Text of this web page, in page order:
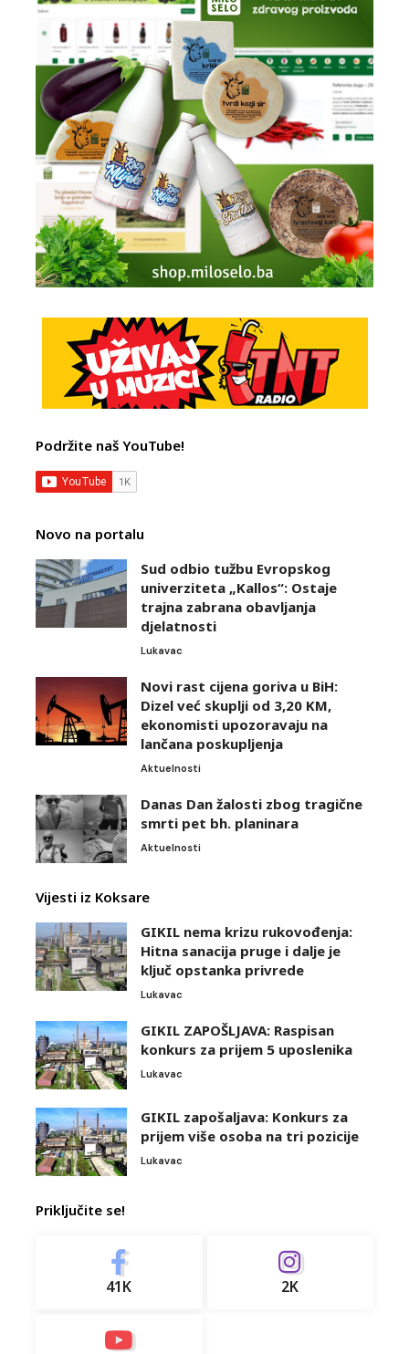
Podržite naš YouTube!
Novo na portalu
Sud odbio tužbu Evropskog
univerziteta „Kallos“: Ostaje
trajna zabrana obavljanja
djelatnosti
Lukavac
Novi rast cijena goriva u BiH:
Dizel već skuplji od 3,20 KM,
ekonomisti upozoravaju na
lančana poskupljenja
Aktuelnosti
Danas Dan žalosti zbog tragične
smrti pet bh. planinara
Aktuelnosti
Vijesti iz Koksare
GIKIL nema krizu rukovođenja:
Hitna sanacija pruge i dalje je
ključ opstanka privrede
Lukavac
GIKIL ZAPOŠLJAVA: Raspisan
konkurs za prijem 5 uposlenika
Lukavac
GIKIL zapošaljava: Konkurs za
prijem više osoba na tri pozicije
Lukavac
Priključite se!
41K 2K